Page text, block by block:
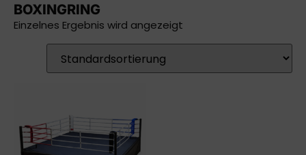
BOXINGRING
Einzelnes Ergebnis wird angezeigt